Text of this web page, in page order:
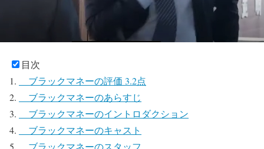
目次
ブラックマネーの評価 3.2点
ブラックマネーのあらすじ
ブラックマネーのイントロダクション
ブラックマネーのキャスト